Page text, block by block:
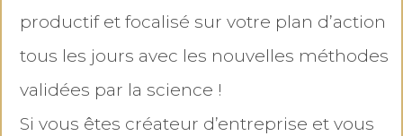
productif et focalisé sur votre plan d’action
tous les jours avec les nouvelles méthodes
validées par la science !
Si vous êtes créateur d’entreprise et vous